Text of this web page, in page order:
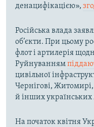
денацифікацією»,
Російська влада
об’єкти. При цьому
флот і артилерія
Руйнуванням
цивільної
Чернігові,
й інших українських
На початок квітня